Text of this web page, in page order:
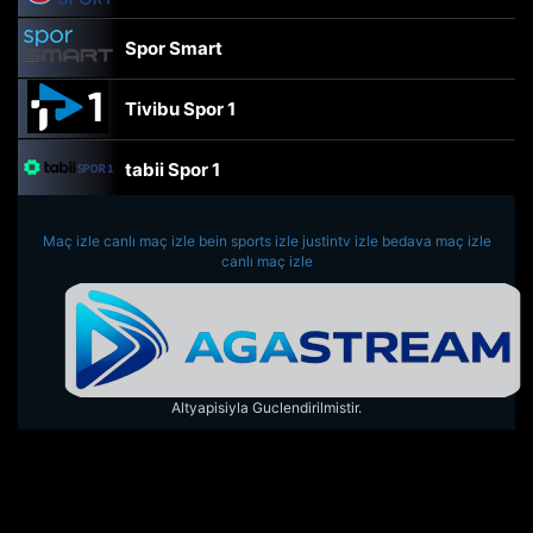
Spor Smart
Tivibu Spor 1
tabii Spor 1
TRT Spor
beIN Sports Haber
tabii Spor
A Spor
Maç izle canlı maç izle bein sports izle justintv izle bedava maç izle
canlı maç izle
Altyapisiyla Guclendirilmistir.